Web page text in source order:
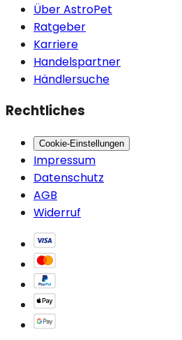
Über AstroPet
Ratgeber
Karriere
Handelspartner
Händlersuche
Rechtliches
Cookie-Einstellungen
Impressum
Datenschutz
AGB
Widerruf